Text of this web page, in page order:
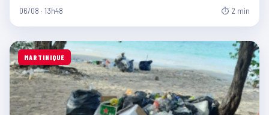
06/08 · 13h48 ⏱ 2 min
MARTINIQUE